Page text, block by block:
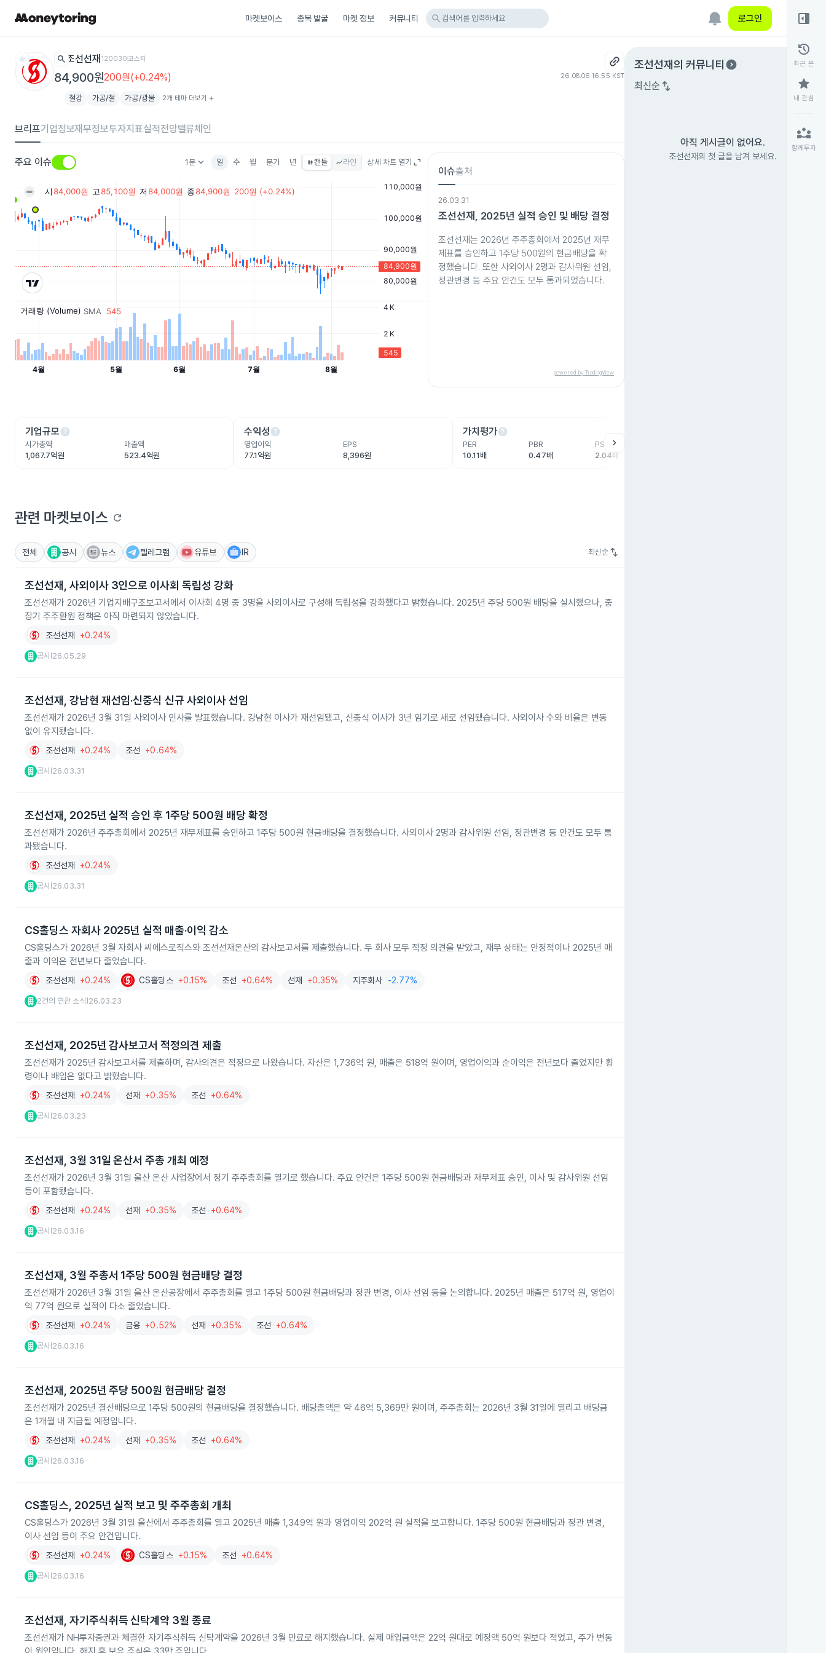
마켓보이스 종목 발굴 마켓 정보 커뮤니티 search 검색어를 입력하세요 로그인
star search 조선선재 120030코스피
84,900원200원(+0.24%) 26.08.06 16:55 KST
철강 가공/철 가공/광물 2개 테마 더보기 add
브리프기업정보재무정보투자지표실적전망밸류체인
주요 이슈 1분keyboard_arrow_down 일 주 월 분기 년 캔들 라인 상세 차트 열기
이슈출처
26.03.31
조선선재, 2025년 실적 승인 및 배당 결정
조선선재는 2026년 주주총회에서 2025년 재무
제표를 승인하고 1주당 500원의 현금배당을 확
정했습니다. 또한 사외이사 2명과 감사위원 선임,
정관변경 등 주요 안건도 모두 통과되었습니다.
powered by TradingView
기업규모help
시가총액
1,067.7억원
매출액
523.4억원
수익성help
영업이익
77.1억원
EPS
8,396원
가치평가help
PER
10.11배
PBR
0.47배
PSR
2.04배
chevron_right
관련 마켓보이스 refresh
전체 공시 뉴스 텔레그램 유튜브 IR 최신순 swap_vert
조선선재, 사외이사 3인으로 이사회 독립성 강화
조선선재가 2026년 기업지배구조보고서에서 이사회 4명 중 3명을 사외이사로 구성해 독립성을 강화했다고 밝혔습니다. 2025년 주당 500원 배당을 실시했으나, 중
장기 주주환원 정책은 아직 마련되지 않았습니다.
조선선재 +0.24%
공시 26.05.29
조선선재, 강남현 재선임·신중식 신규 사외이사 선임
조선선재가 2026년 3월 31일 사외이사 인사를 발표했습니다. 강남현 이사가 재선임됐고, 신중식 이사가 3년 임기로 새로 선임됐습니다. 사외이사 수와 비율은 변동
없이 유지됐습니다.
조선선재 +0.24% 조선 +0.64%
공시 26.03.31
조선선재, 2025년 실적 승인 후 1주당 500원 배당 확정
조선선재가 2026년 주주총회에서 2025년 재무제표를 승인하고 1주당 500원 현금배당을 결정했습니다. 사외이사 2명과 감사위원 선임, 정관변경 등 안건도 모두 통
과됐습니다.
조선선재 +0.24%
공시 26.03.31
CS홀딩스 자회사 2025년 실적 매출·이익 감소
CS홀딩스가 2026년 3월 자회사 씨에스로직스와 조선선재온산의 감사보고서를 제출했습니다. 두 회사 모두 적정 의견을 받았고, 재무 상태는 안정적이나 2025년 매
출과 이익은 전년보다 줄었습니다.
조선선재 +0.24% CS홀딩스 +0.15% 조선 +0.64% 선재 +0.35% 지주회사 -2.77%
2건의 연관 소식 26.03.23
조선선재, 2025년 감사보고서 적정의견 제출
조선선재가 2025년 감사보고서를 제출하며, 감사의견은 적정으로 나왔습니다. 자산은 1,736억 원, 매출은 518억 원이며, 영업이익과 순이익은 전년보다 줄었지만 횡
령이나 배임은 없다고 밝혔습니다.
조선선재 +0.24% 선재 +0.35% 조선 +0.64%
공시 26.03.23
조선선재, 3월 31일 온산서 주총 개최 예정
조선선재가 2026년 3월 31일 울산 온산 사업장에서 정기 주주총회를 열기로 했습니다. 주요 안건은 1주당 500원 현금배당과 재무제표 승인, 이사 및 감사위원 선임
등이 포함됐습니다.
조선선재 +0.24% 선재 +0.35% 조선 +0.64%
공시 26.03.16
조선선재, 3월 주총서 1주당 500원 현금배당 결정
조선선재가 2026년 3월 31일 울산 온산공장에서 주주총회를 열고 1주당 500원 현금배당과 정관 변경, 이사 선임 등을 논의합니다. 2025년 매출은 517억 원, 영업이
익 77억 원으로 실적이 다소 줄었습니다.
조선선재 +0.24% 금융 +0.52% 선재 +0.35% 조선 +0.64%
공시 26.03.16
조선선재, 2025년 주당 500원 현금배당 결정
조선선재가 2025년 결산배당으로 1주당 500원의 현금배당을 결정했습니다. 배당총액은 약 46억 5,369만 원이며, 주주총회는 2026년 3월 31일에 열리고 배당금
은 1개월 내 지급될 예정입니다.
조선선재 +0.24% 선재 +0.35% 조선 +0.64%
공시 26.03.16
CS홀딩스, 2025년 실적 보고 및 주주총회 개최
CS홀딩스가 2026년 3월 31일 울산에서 주주총회를 열고 2025년 매출 1,349억 원과 영업이익 202억 원 실적을 보고합니다. 1주당 500원 현금배당과 정관 변경,
이사 선임 등이 주요 안건입니다.
조선선재 +0.24% CS홀딩스 +0.15% 조선 +0.64%
공시 26.03.16
조선선재, 자기주식취득 신탁계약 3월 종료
조선선재가 NH투자증권과 체결한 자기주식취득 신탁계약을 2026년 3월 만료로 해지했습니다. 실제 매입금액은 22억 원대로 예정액 50억 원보다 적었고, 주가 변동
조선선재의 커뮤니티 expand_circle_right
최신순 swap_vert
아직 게시글이 없어요.
조선선재의 첫 글을 남겨 보세요.
right_panel_open
history
최근 본
star
내 관심
partner_exchange
함께투자